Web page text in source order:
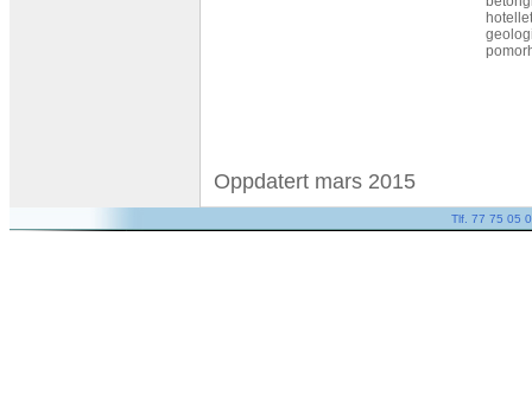
Oppdatert mars 2015
Tlf. 77 75 05